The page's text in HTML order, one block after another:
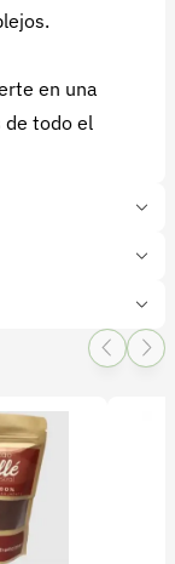
en una
de todo el